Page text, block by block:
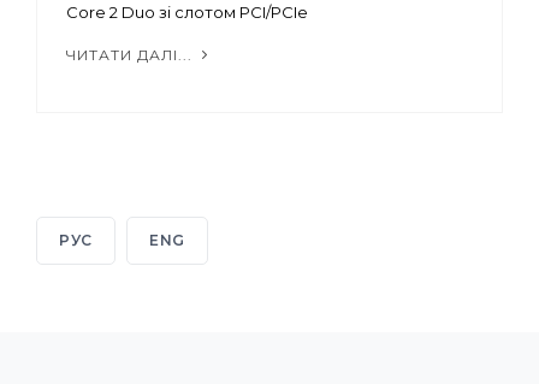
Core 2 Duo зі слотом PCI/PCIe
ЧИТАТИ ДАЛІ...
РУС ENG